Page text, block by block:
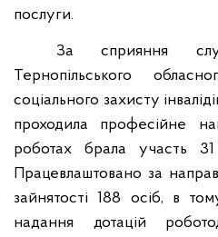
послуги.
За сприяння
Тернопільського
соціального захисту
проходила професійне
роботах брала участь 31
Працевлаштовано за
зайнятості 188 осіб, в
надання дотацій